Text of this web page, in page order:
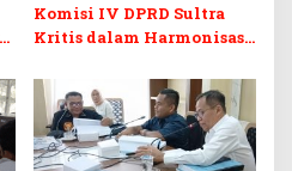
Komisi IV DPRD Sultra
Kritis dalam Harmonisasi
Perubahan APBD 2026